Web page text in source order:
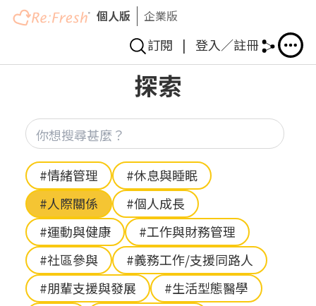
移
個人版 企業版
訂閱 | 登入／註冊
探索
Hashtag
#情緒管理
#休息與睡眠
#人際關係
#個人成長
#運動與健康
#工作與財務管理
#社區參與
#義務工作/支援同路人
#朋輩支援與發展
#生活型態醫學